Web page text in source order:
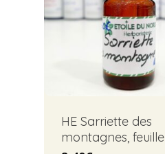
HE Sarriette des
montagnes, feuille